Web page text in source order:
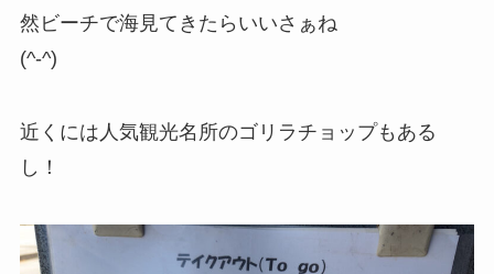
然ビーチで海見てきたらいいさぁね
(^-^)
近くには人気観光名所のゴリラチョップもある
し！